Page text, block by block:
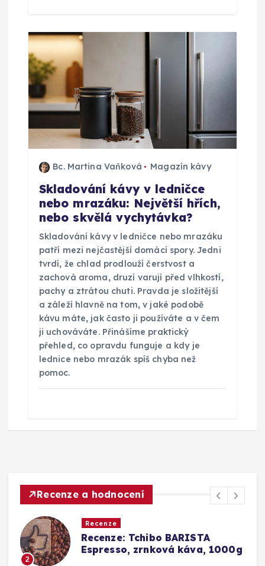
Bc. Martina Vaňková Magazín kávy
Skladování kávy v ledničce
nebo mrazáku: Největší hřích,
nebo skvělá vychytávka?
Skladování kávy v ledničce nebo mrazáku
patří mezi nejčastější domácí spory. Jedni
tvrdí, že chlad prodlouží čerstvost a
zachová aroma, druzí varují před vlhkostí,
pachy a ztrátou chuti. Pravda je složitější
a záleží hlavně na tom, v jaké podobě
kávu máte, jak často ji používáte a v čem
ji uchováváte. Přinášíme praktický
přehled, co opravdu funguje a kdy je
lednice nebo mrazák spíš chyba než
pomoc.
Recenze a hodnocení
3
Recenze
Srovnání a recenze: Tchibo
Barista Caffè Crema vs.